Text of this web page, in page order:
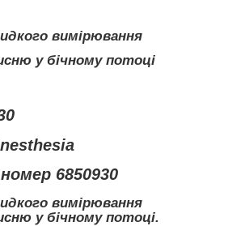
вимірювання
у бічному потоці
6850930
вимірювання
у бічному потоці.